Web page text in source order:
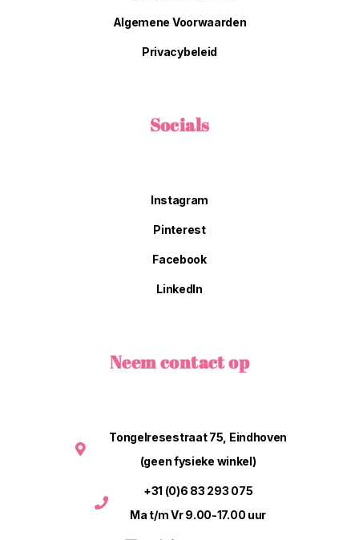
Algemene Voorwaarden
Privacybeleid
Socials
Instagram
Pinterest
Facebook
LinkedIn
Neem contact op
Tongelresestraat 75, Eindhoven
(geen fysieke winkel)
+31 (0)6 83 293 075
Ma t/m Vr 9.00-17.00 uur